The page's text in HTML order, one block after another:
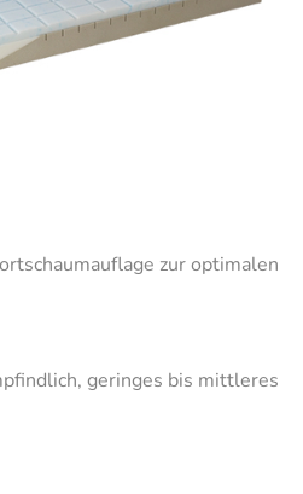
zur optimalen
geringes bis mittleres